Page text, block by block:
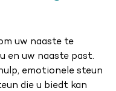
uw naaste te
en uw naaste past.
emotionele steun
die u biedt kan